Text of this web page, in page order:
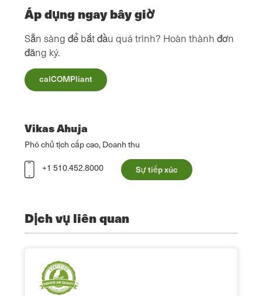
Áp dụng ngay bây giờ
Sẵn sàng để bắt đầu quá trình? Hoàn thành đơn
đăng ký.
calCOMPliant
Vikas Ahuja
Phó chủ tịch cấp cao, Doanh thu
+1 510.452.8000 Sự tiếp xúc
Dịch vụ liên quan